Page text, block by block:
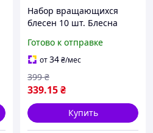
Набор вращающихся
блесен 10 шт. Блесна
Готово к отправке
от34₴/мес
339.15₴
399 ₴
Купить